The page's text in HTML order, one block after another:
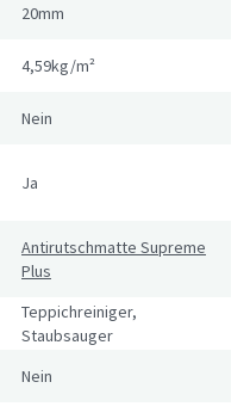
20mm
4,59kg/m²
Nein
Ja
Antirutschmatte Supreme
Plus
Teppichreiniger,
Staubsauger
Nein